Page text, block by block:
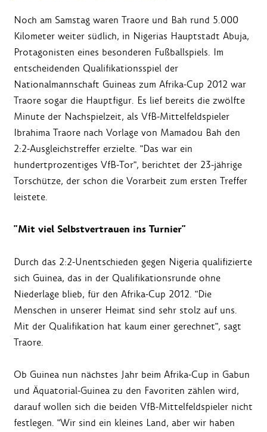
Noch am Samstag waren Traore und Bah rund 5.000
Kilometer weiter südlich, in Nigerias Hauptstadt Abuja,
Protagonisten eines besonderen Fußballspiels. Im
entscheidenden Qualifikationsspiel der
Nationalmannschaft Guineas zum Afrika-Cup 2012 war
Traore sogar die Hauptfigur. Es lief bereits die zwölfte
Minute der Nachspielzeit, als VfB-Mittelfeldspieler
Ibrahima Traore nach Vorlage von Mamadou Bah den
2:2-Ausgleichstreffer erzielte. "Das war ein
hundertprozentiges VfB-Tor", berichtet der 23-jährige
Torschütze, der schon die Vorarbeit zum ersten Treffer
leistete.
"Mit viel Selbstvertrauen ins Turnier"
Durch das 2:2-Unentschieden gegen Nigeria qualifizierte
sich Guinea, das in der Qualifikationsrunde ohne
Niederlage blieb, für den Afrika-Cup 2012. "Die
Menschen in unserer Heimat sind sehr stolz auf uns.
Mit der Qualifikation hat kaum einer gerechnet", sagt
Traore.
Ob Guinea nun nächstes Jahr beim Afrika-Cup in Gabun
und Äquatorial-Guinea zu den Favoriten zählen wird,
darauf wollen sich die beiden VfB-Mittelfeldspieler nicht
festlegen. "Wir sind ein kleines Land, aber wir haben